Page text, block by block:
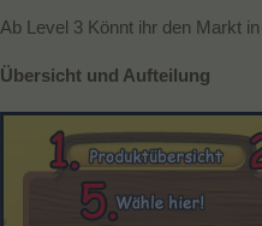
Ab Level 3 Könnt ihr den Markt
Übersicht und Aufteilung